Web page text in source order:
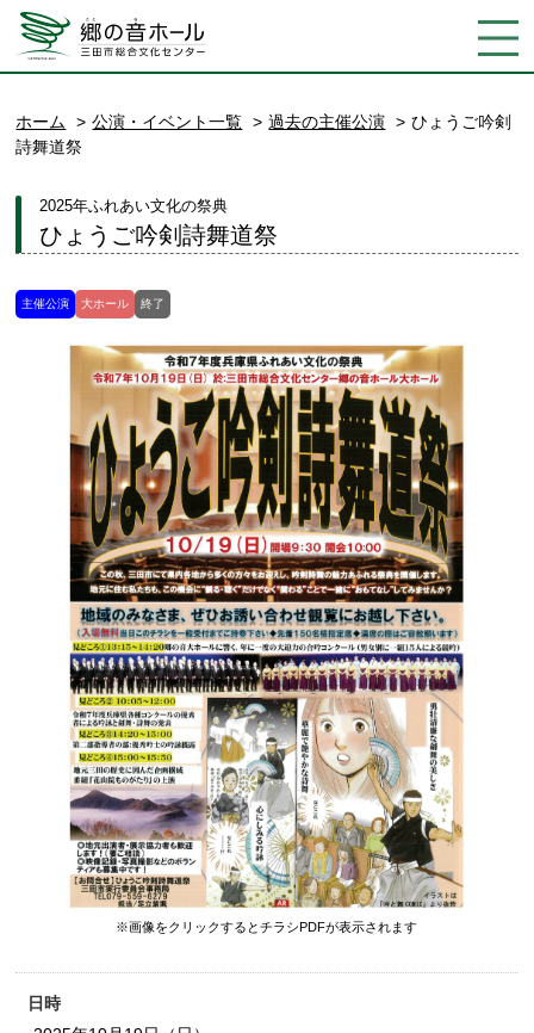
ホーム 公演・イベント一覧 過去の主催公演
ひょうご吟剣
詩舞道祭
2025年ふれあい文化の祭典
ひょうご吟剣詩舞道祭
主催公演 大ホール 終了
※画像をクリックするとチラシPDFが表示されます
日時